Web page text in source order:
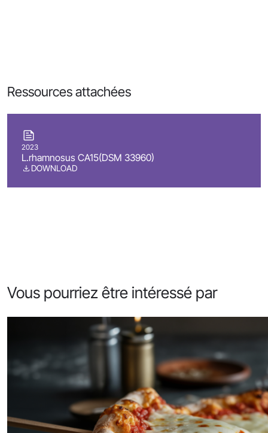
Ressources attachées
2023
L.rhamnosus CA15(DSM 33960)
DOWNLOAD
Vous pourriez être intéressé par